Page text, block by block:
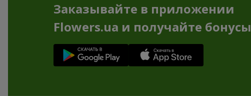
Заказывайте в приложении
Flowers.ua и получайте бонусы